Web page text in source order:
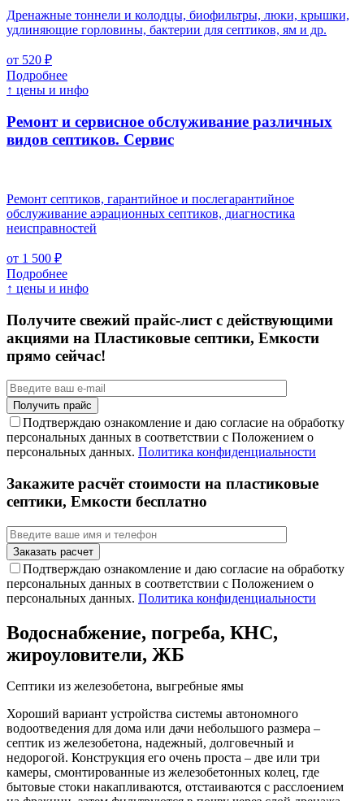
Дренажные тоннели и колодцы, биофильтры, люки, крышки,
удлиняющие горловины, бактерии для септиков, ям и др.
от 520 ₽
Подробнее
↑ цены и инфо
Ремонт и сервисное обслуживание различных
видов септиков. Сервис
Ремонт септиков, гарантийное и послегарантийное
обслуживание аэрационных септиков, диагностика
неисправностей
от 1 500 ₽
Подробнее
↑ цены и инфо
Получите свежий прайс-лист с действующими
акциями на Пластиковые септики, Емкости
прямо сейчас!
Подтверждаю ознакомление и даю согласие на обработку
персональных данных в соответствии с Положением о
персональных данных. Политика конфиденциальности
Закажите расчёт стоимости на пластиковые
септики, Емкости бесплатно
Подтверждаю ознакомление и даю согласие на обработку
персональных данных в соответствии с Положением о
персональных данных. Политика конфиденциальности
Водоснабжение, погреба, КНС,
жироуловители, ЖБ
Септики из железобетона, выгребные ямы
Хороший вариант устройства системы автономного
водоотведения для дома или дачи небольшого размера –
септик из железобетона, надежный, долговечный и
недорогой. Конструкция его очень проста – две или три
камеры, смонтированные из железобетонных колец, где
бытовые стоки накапливаются, отстаиваются с расслоением